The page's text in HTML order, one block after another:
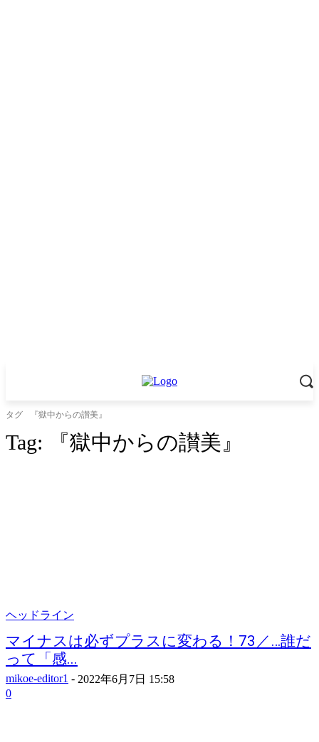
タグ 『獄中からの讃美』
Tag: 『獄中からの讃美』
ヘッドライン
マイナスは必ずプラスに変わる！73／…誰だ
って「感...
mikoe-editor1 - 2022年6月7日 15:58
0